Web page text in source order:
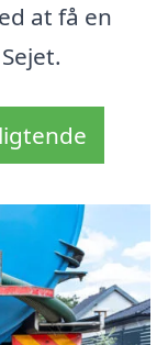
at få en